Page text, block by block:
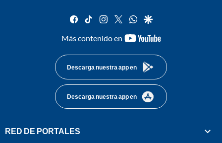
facebook
tiktok instagram
twitterwhatsapp
google
Más contenido en
youtube-
Descarga nuestra app en
Descarga nuestra app en
RED DE PORTALES